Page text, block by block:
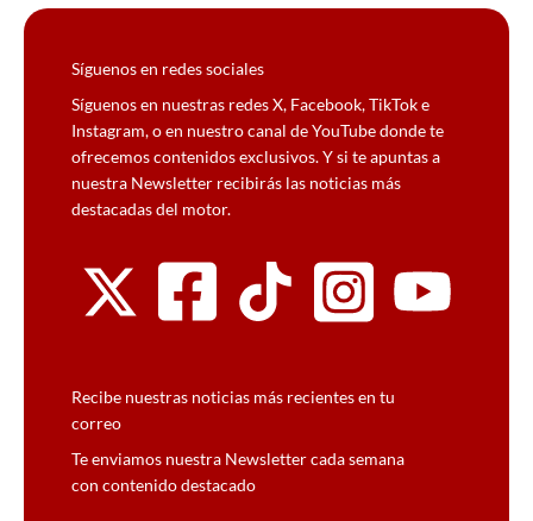
Síguenos en redes sociales
Síguenos en nuestras redes X, Facebook, TikTok e
Instagram, o en nuestro canal de YouTube donde te
ofrecemos contenidos exclusivos. Y si te apuntas a
nuestra Newsletter recibirás las noticias más
destacadas del motor.
Recibe nuestras noticias más recientes en tu
correo
Te enviamos nuestra Newsletter cada semana
con contenido destacado